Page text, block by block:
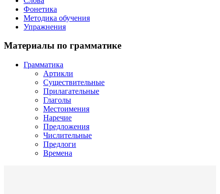
Фонетика
Методика обучения
Упражнения
Материалы по грамматике
Грамматика
Артикли
Существительные
Прилагательные
Глаголы
Местоимения
Наречие
Предложения
Числительные
Предлоги
Времена